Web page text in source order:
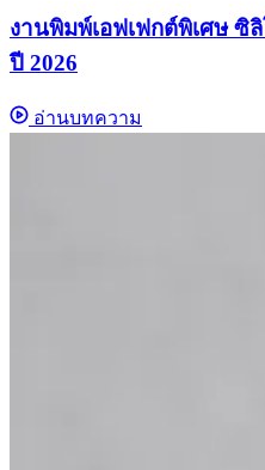
งานพิมพ์เอฟเฟกต์พิเศษ ซิ
ปี 2026
อ่านบทความ